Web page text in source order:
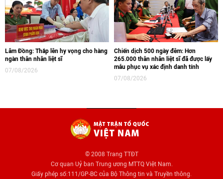
Lâm Đồng: Thắp lên hy vọng cho hàng
ngàn thân nhân liệt sĩ
07/08/2026
Chiến dịch 500 ngày đêm: Hơn
265.000 thân nhân liệt sĩ đã được lấy
mẫu phục vụ xác định danh tính
07/08/2026
© 2008 Trang TTĐT
Cơ quan Uỷ ban Trung ương MTTQ Việt Nam.
Giấy phép số:111/GP-BC của Bộ Thông tin và Truyền thông.